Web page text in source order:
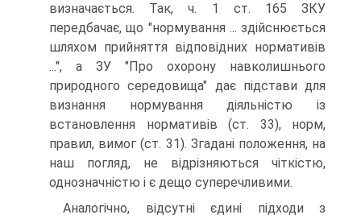
визначається. Так, ч. 1 ст. 165 ЗКУ
передбачає, що "нормування ... здійснюється
шляхом прийняття відповідних нормативів
...", а ЗУ "Про охорону навколишнього
природного середовища" дає підстави для
визнання нормування діяльністю із
встановлення нормативів (ст. 33), норм,
правил, вимог (ст. 31). Згадані положення, на
наш погляд, не відрізняються чіткістю,
однозначністю і є дещо суперечливими.
Аналогічно, відсутні єдині підходи з